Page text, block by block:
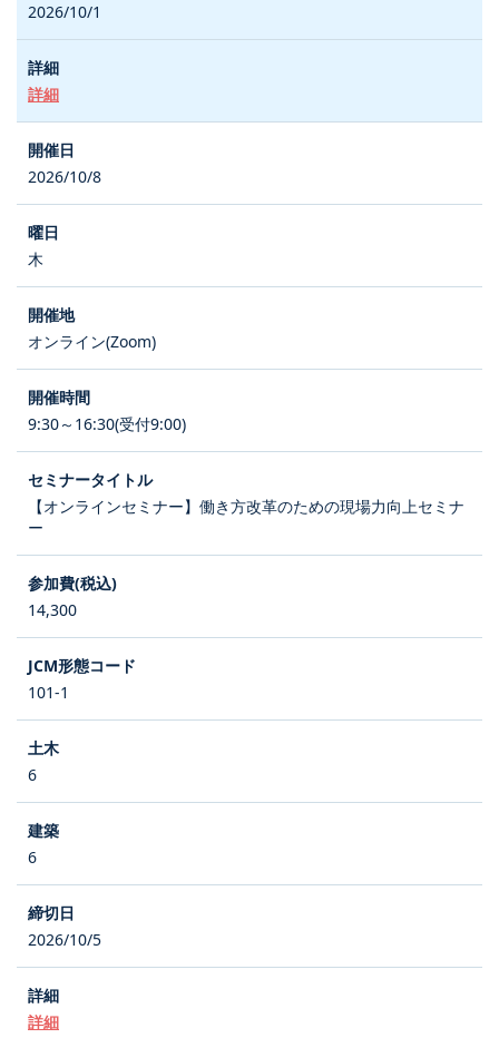
2026/10/1
詳細
2026/10/8
木
オンライン(Zoom)
9:30～16:30(受付9:00)
【オンラインセミナー】働き方改革のための現場力向上セミナ
ー
14,300
101-1
6
6
2026/10/5
詳細